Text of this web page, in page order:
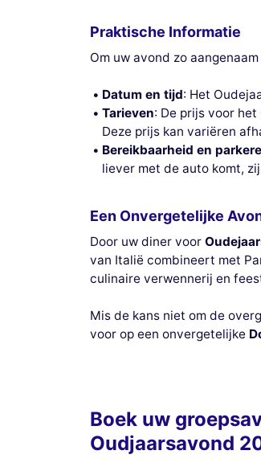
Praktische Informatie
Om uw avond zo
Datum en tijd: Het
Tarieven: De prijs voor
Deze prijs kan variëren
Bereikbaarheid en
liever met de auto komt,
Een Onvergetelijke
Door uw diner voor
van Italië combineert met
culinaire verwennerij en
Mis de kans niet om de
voor op een onvergetelijke
Boek uw
Oudjaarsavond